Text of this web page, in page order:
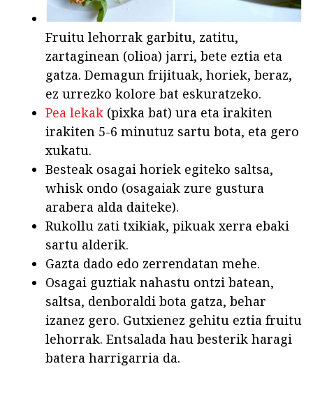
Fruitu lehorrak garbitu, zatitu,
zartaginean (olioa) jarri, bete eztia eta
gatza. Demagun frijituak, horiek, beraz,
ez urrezko kolore bat eskuratzeko.
Pea lekak (pixka bat) ura eta irakiten
irakiten 5-6 minutuz sartu bota, eta gero
xukatu.
Besteak osagai horiek egiteko saltsa,
whisk ondo (osagaiak zure gustura
arabera alda daiteke).
Rukollu zati txikiak, pikuak xerra ebaki
sartu alderik.
Gazta dado edo zerrendatan mehe.
Osagai guztiak nahastu ontzi batean,
saltsa, denboraldi bota gatza, behar
izanez gero. Gutxienez gehitu eztia fruitu
lehorrak. Entsalada hau besterik haragi
batera harrigarria da.